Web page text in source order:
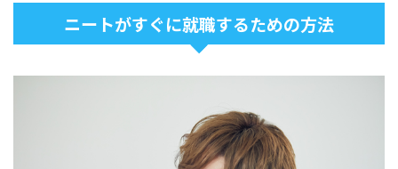
ニートがすぐに就職するための方法